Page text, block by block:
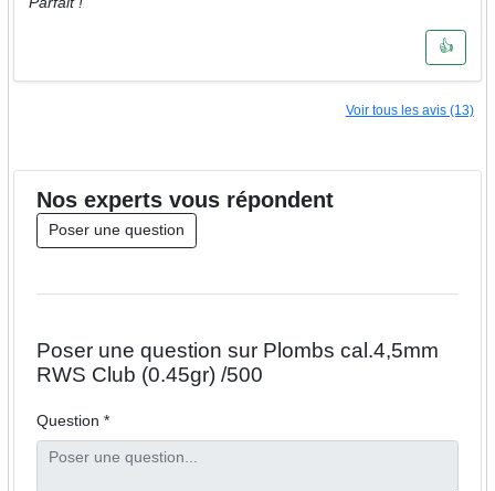
👍
Voir tous les avis (13)
Nos expertsvous répondent
Poser une question
Poser une question sur Plombs cal.4,5mm
RWS Club (0.45gr) /500
Question *